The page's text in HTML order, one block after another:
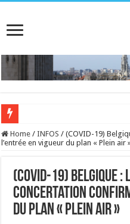
Home / INFOS / (COVID-19)
l’entrée en vigueur du plan « Plein air
(COVID-19) Belgique :
concertation
du plan « Plein air »